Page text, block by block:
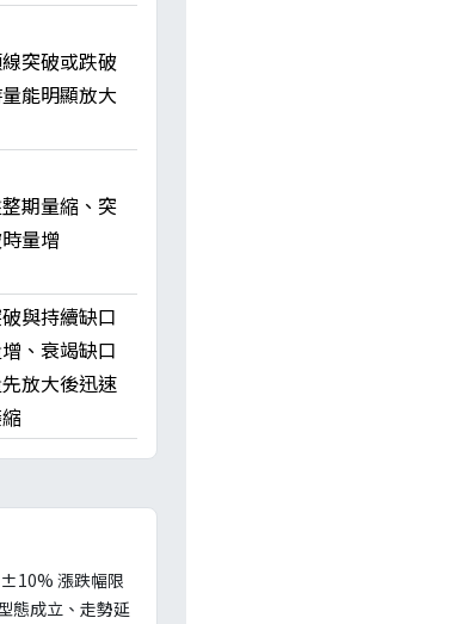
突破或跌破
能明顯放大
期量縮、突
量增
與持續缺口
、衰竭缺口
放大後迅速
±10% 漲跌幅限
態成立、走勢延